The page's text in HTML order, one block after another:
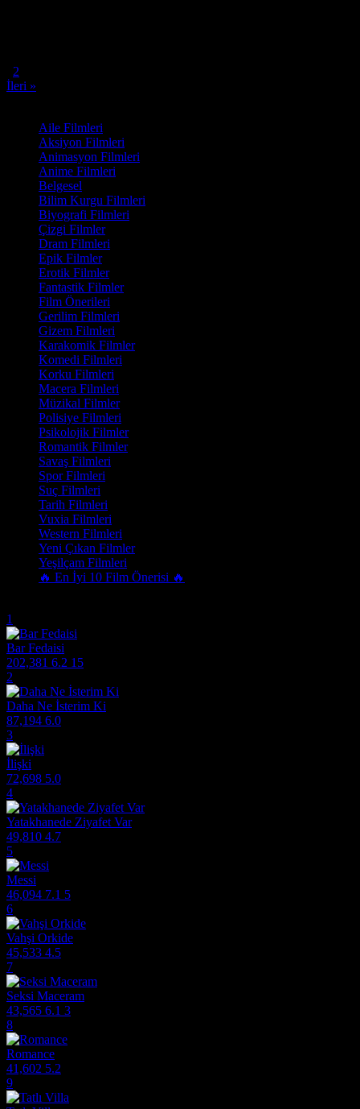
2
İleri »
Aile Filmleri
Aksiyon Filmleri
Animasyon Filmleri
Anime Filmleri
Belgesel
Bilim Kurgu Filmleri
Biyografi Filmleri
Çizgi Filmler
Dram Filmleri
Epik Filmler
Erotik Filmler
Fantastik Filmler
Film Önerileri
Gerilim Filmleri
Gizem Filmleri
Karakomik Filmler
Komedi Filmleri
Korku Filmleri
Macera Filmleri
Müzikal Filmler
Polisiye Filmleri
Psikolojik Filmler
Romantik Filmler
Savaş Filmleri
Spor Filmleri
Suç Filmleri
Tarih Filmleri
Vuxia Filmleri
Western Filmleri
Yeni Çıkan Filmler
Yeşilçam Filmleri
🔥 En İyi 10 Film Önerisi 🔥
1
Bar Fedaisi
202,381 6.2 15
2
Daha Ne İsterim Ki
87,194 6.0
3
İlişki
72,698 5.0
4
Yatakhanede Ziyafet Var
49,810 4.7
5
Messi
46,094 7.1 5
6
Vahşi Orkide
45,533 4.5
7
Seksi Maceram
43,565 6.1 3
8
Romance
41,602 5.2
9